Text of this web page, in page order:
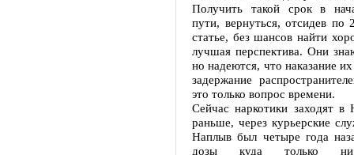
Получить такой срок в
пути, вернуться, отсидев по
статье, без шансов найти
лучшая перспектива. Они
но надеются, что наказание
задержание
это только вопрос времени.
Сейчас наркотики заходят в
раньше, через курьерские
Наплыв был четыре года
дозы куда только ни